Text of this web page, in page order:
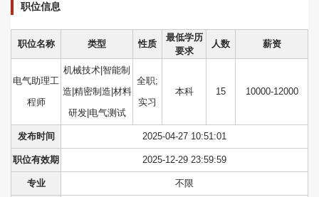
职位信息
职位名称 类型 性质
最低学历
要求
人数 薪资
电气助理工
程师
机械技术|智能制
造|精密制造|材料
研发|电气测试
全职;
实习
本科 15 10000-12000
发布时间 2025-04-27 10:51:01
职位有效期 2025-12-29 23:59:59
专业 不限